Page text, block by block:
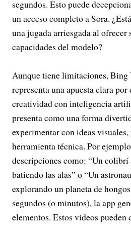
segundos. Esto puede
un acceso completo a Sora.
una jugada arriesgada al ofrecer
capacidades del modelo?
Aunque tiene limitaciones,
representa una apuesta clara
creatividad con inteligencia
presenta como una forma
experimentar con ideas
herramienta técnica. Por
descripciones como: “Un colibrí
batiendo las alas” o “Un
explorando un planeta de
segundos (o minutos), la app
elementos. Estos videos